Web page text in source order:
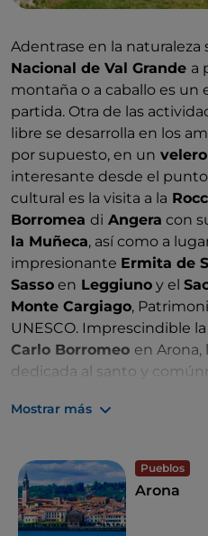
Adentrase en la naturaleza
Nacional de Val Grande a
montaña o a caballo es
partida. Otra de las
libre se desarrolla en los
por supuesto, en un velero
interesante desde el
cultural es la visita a la
Borromea di Angera con
la Muñeca, así como a
impresionante Ermita de
Sasso en Leggiuno y el
Monte Cargiago,
UNESCO. Imprescindible la
Carlo Borromeo en
dedicada al santo y
Mostrar más
Pueblos
Arona